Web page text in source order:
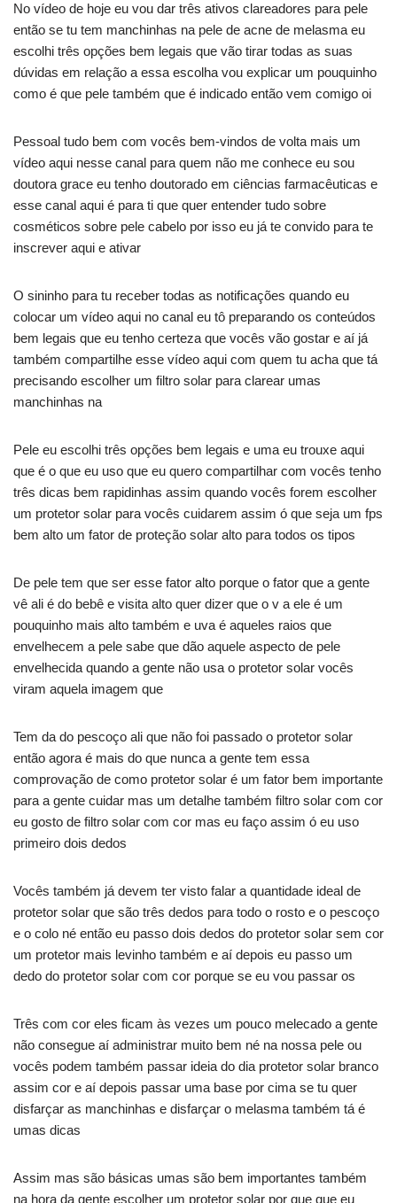
No vídeo de hoje eu vou dar três ativos clareadores para pele
então se tu tem manchinhas na pele de acne de melasma eu
escolhi três opções bem legais que vão tirar todas as suas
dúvidas em relação a essa escolha vou explicar um pouquinho
como é que pele também que é indicado então vem comigo oi
Pessoal tudo bem com vocês bem-vindos de volta mais um
vídeo aqui nesse canal para quem não me conhece eu sou
doutora grace eu tenho doutorado em ciências farmacêuticas e
esse canal aqui é para ti que quer entender tudo sobre
cosméticos sobre pele cabelo por isso eu já te convido para te
inscrever aqui e ativar
O sininho para tu receber todas as notificações quando eu
colocar um vídeo aqui no canal eu tô preparando os conteúdos
bem legais que eu tenho certeza que vocês vão gostar e aí já
também compartilhe esse vídeo aqui com quem tu acha que tá
precisando escolher um filtro solar para clarear umas
manchinhas na
Pele eu escolhi três opções bem legais e uma eu trouxe aqui
que é o que eu uso que eu quero compartilhar com vocês tenho
três dicas bem rapidinhas assim quando vocês forem escolher
um protetor solar para vocês cuidarem assim ó que seja um fps
bem alto um fator de proteção solar alto para todos os tipos
De pele tem que ser esse fator alto porque o fator que a gente
vê ali é do bebê e visita alto quer dizer que o v a ele é um
pouquinho mais alto também e uva é aqueles raios que
envelhecem a pele sabe que dão aquele aspecto de pele
envelhecida quando a gente não usa o protetor solar vocês
viram aquela imagem que
Tem da do pescoço ali que não foi passado o protetor solar
então agora é mais do que nunca a gente tem essa
comprovação de como protetor solar é um fator bem importante
para a gente cuidar mas um detalhe também filtro solar com cor
eu gosto de filtro solar com cor mas eu faço assim ó eu uso
primeiro dois dedos
Vocês também já devem ter visto falar a quantidade ideal de
protetor solar que são três dedos para todo o rosto e o pescoço
e o colo né então eu passo dois dedos do protetor solar sem cor
um protetor mais levinho também e aí depois eu passo um
dedo do protetor solar com cor porque se eu vou passar os
Três com cor eles ficam às vezes um pouco melecado a gente
não consegue aí administrar muito bem né na nossa pele ou
vocês podem também passar ideia do dia protetor solar branco
assim cor e aí depois passar uma base por cima se tu quer
disfarçar as manchinhas e disfarçar o melasma também tá é
umas dicas
Assim mas são básicas umas são bem importantes também
na hora da gente escolher um protetor solar por que que eu